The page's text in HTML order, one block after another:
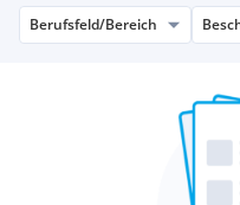
Netzwerkpartner.Die
Qualitätssicherung sowie
Berufsfeld/Bereich